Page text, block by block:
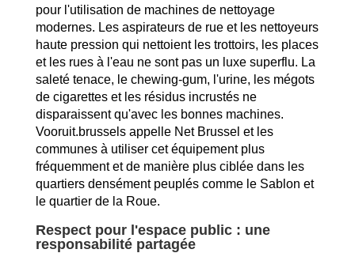
pour l'utilisation de machines de nettoyage
modernes. Les aspirateurs de rue et les nettoyeurs
haute pression qui nettoient les trottoirs, les places
et les rues à l'eau ne sont pas un luxe superflu. La
saleté tenace, le chewing-gum, l'urine, les mégots
de cigarettes et les résidus incrustés ne
disparaissent qu'avec les bonnes machines.
Vooruit.brussels appelle Net Brussel et les
communes à utiliser cet équipement plus
fréquemment et de manière plus ciblée dans les
quartiers densément peuplés comme le Sablon et
le quartier de la Roue.
Respect pour l'espace public : une
responsabilité partagée